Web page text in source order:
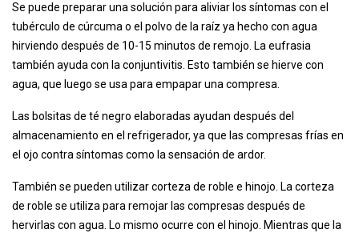
Se puede preparar una solución para aliviar los síntomas con el
tubérculo de cúrcuma o el polvo de la raíz ya hecho con agua
hirviendo después de 10-15 minutos de remojo. La eufrasia
también ayuda con la conjuntivitis. Esto también se hierve con
agua, que luego se usa para empapar una compresa.
Las bolsitas de té negro elaboradas ayudan después del
almacenamiento en el refrigerador, ya que las compresas frías en
el ojo contra síntomas como la sensación de ardor.
También se pueden utilizar corteza de roble e hinojo. La corteza
de roble se utiliza para remojar las compresas después de
hervirlas con agua. Lo mismo ocurre con el hinojo. Mientras que la